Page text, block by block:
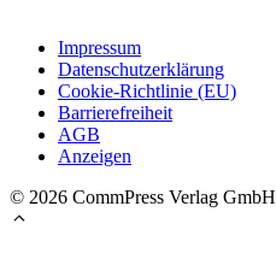
Impressum
Datenschutzerklärung
Cookie-Richtlinie (EU)
Barrierefreiheit
AGB
Anzeigen
© 2026 CommPress Verlag GmbH